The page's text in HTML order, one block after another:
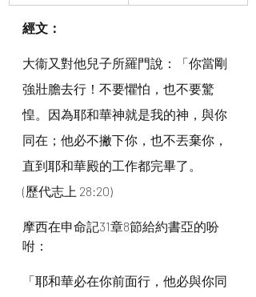
經文：
大衞又對他兒子所羅門說：「你當剛
強壯膽去行！不要懼怕，也不要驚
惶。因為耶和華神就是我的神，與你
同在；他必不撇下你，也不丟棄你，
直到耶和華殿的工作都完畢了。
(歷代志上 28:20)
摩西在申命記31章8節給約書亞的吩
咐：
「耶和華必在你前面行，他必與你同